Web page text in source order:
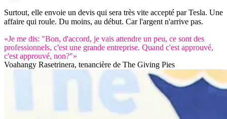
Surtout, elle envoie un devis qui sera très vite accepté par Tesla. Une
affaire qui roule. Du moins, au début. Car l'argent n'arrive pas.
«Je me dis: "Bon, d'accord, je vais attendre un peu, ce sont des
professionnels, c'est une grande entreprise. Quand c'est approuvé,
c'est approuvé, non?"»
Voahangy Rasetrinera, tenancière de The Giving Pies